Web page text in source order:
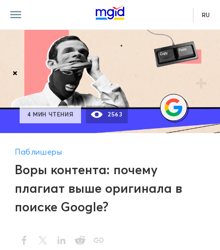
RU
Воры контента: почему
плагиат выше оригинала в
поиске Google?
Паблишеры
4 МИН ЧТЕНИЯ 2563